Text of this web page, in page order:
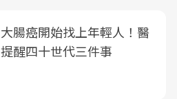
大腸癌開始找上年輕人！醫
提醒四十世代三件事